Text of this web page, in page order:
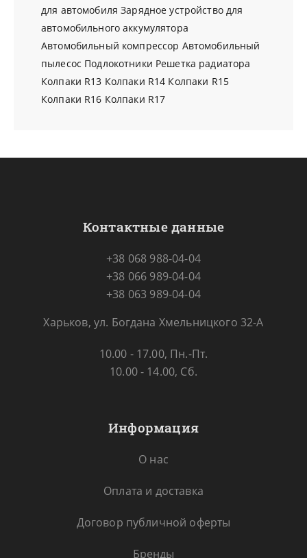
для автомобиля Зарядное устройство для
автомобильного аккумулятора
Автомобильный компрессор Автомобильный
пылесос Подлокотники Решетка радиатора
Колпаки R13 Колпаки R14 Колпаки R15
Колпаки R16 Колпаки R17
Контактные данные
+38 068 988-04-04
+38 066 989-04-04
+38 063 989-04-04
Харьков, ул. Богдана Хмельницкого 32-А
10.00 - 17.00, Пн.-Пт.
10.00 - 14.00, Сб.
Информация
О нас
Оплата и доставка
Договор публичной оферты
Бренды